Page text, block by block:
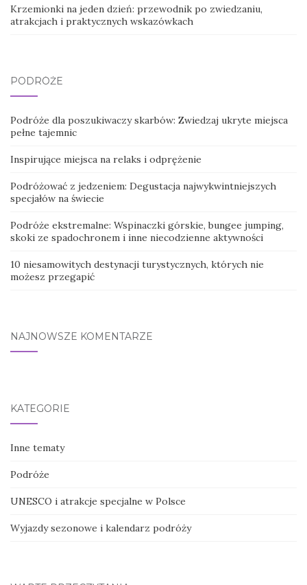
Krzemionki na jeden dzień: przewodnik po zwiedzaniu,
atrakcjach i praktycznych wskazówkach
PODRÓŻE
Podróże dla poszukiwaczy skarbów: Zwiedzaj ukryte miejsca
pełne tajemnic
Inspirujące miejsca na relaks i odprężenie
Podróżować z jedzeniem: Degustacja najwykwintniejszych
specjałów na świecie
Podróże ekstremalne: Wspinaczki górskie, bungee jumping,
skoki ze spadochronem i inne niecodzienne aktywności
10 niesamowitych destynacji turystycznych, których nie
możesz przegapić
NAJNOWSZE KOMENTARZE
KATEGORIE
Inne tematy
Podróże
UNESCO i atrakcje specjalne w Polsce
Wyjazdy sezonowe i kalendarz podróży